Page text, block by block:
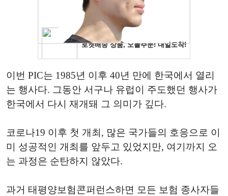
이번 PIC는 1985년 이후 40년 만에 한국에서 열리
는 행사다. 그동안 서구나 유럽이 주도했던 행사가
한국에서 다시 재개돼 그 의미가 깊다.
코로나19 이후 첫 개최, 많은 국가들의 호응으로 이
미 성공적인 개최를 앞두고 있었지만, 여기까지 오
는 과정은 순탄하지 않았다.
과거 태평양보험콘퍼런스하면 모든 보험 종사자들